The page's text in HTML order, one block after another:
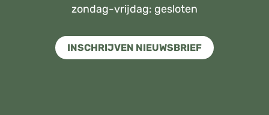
zondag-vrijdag: gesloten
INSCHRIJVEN NIEUWSBRIEF